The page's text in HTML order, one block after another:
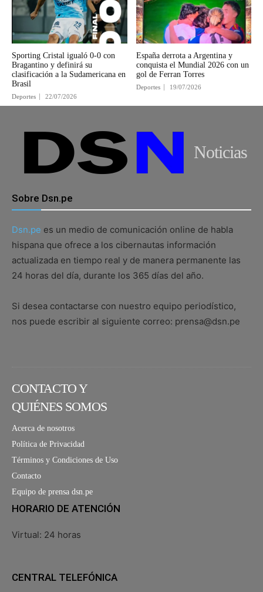
Sporting Cristal igualó 0-0 con
Bragantino y definirá su
clasificación a la Sudamericana en
Brasil
Deportes 22/07/2026
España derrota a Argentina y
conquista el Mundial 2026 con un
gol de Ferran Torres
Deportes 19/07/2026
Noticias
Sobre Dsn.pe
Dsn.pe es un medio de comunicación online de habla
hispana que ofrece a los cibernautas información
actualizada en tiempo real y de manera permanente las
24 horas del día, durante los 365 días del año.
Si desea contactarse con nuestro equipo periodístico,
nos puede escribir al siguiente correo: prensa@dsn.pe
CONTACTO Y
QUIÉNES SOMOS
Acerca de nosotros
Política de Privacidad
Términos y Condiciones de Uso
Contacto
Equipo de prensa dsn.pe
HORARIO DE ATENCIÓN
Virtual: 24 horas
CENTRAL TELEFÓNICA